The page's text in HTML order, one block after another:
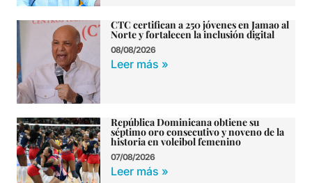
CTC certifican a 250 jóvenes en Jamao al
Norte y fortalecen la inclusión digital
08/08/2026
Leer más »
República Dominicana obtiene su
séptimo oro consecutivo y noveno de la
historia en voleibol femenino
07/08/2026
Leer más »